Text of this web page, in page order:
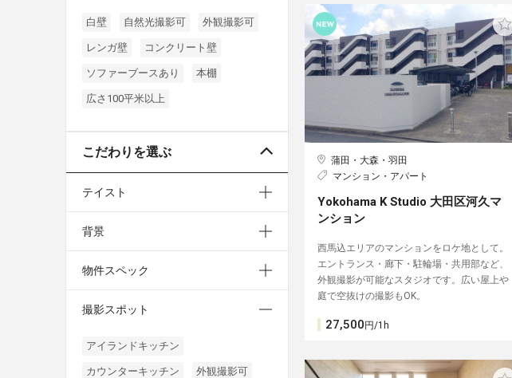
蒲田・大森・羽田
マンション・アパート
Yokohama K Studio 大田区河久マ
ンション
西馬込エリアのマンションをロケ地として。
エントランス・廊下・駐輪場・共用部など、
外観撮影が可能なスタジオです。広い屋上や
庭で空抜けの撮影もOK。
27,500 円/1h
白壁 自然光撮影可 外観撮影可
レンガ壁 コンクリート壁
ソファーブースあり 本棚
広さ100平米以上
こだわりを選ぶ
テイスト
背景
物件スペック
撮影スポット
アイランドキッチン
カウンターキッチン 外観撮影可